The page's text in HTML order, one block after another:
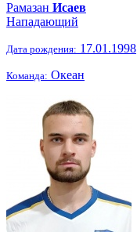
Рамазан Исаев
Нападающий
Дата рождения: 17.01.1998
Команда: Океан